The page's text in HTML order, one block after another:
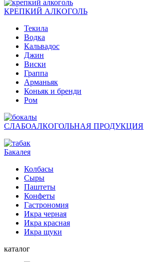
КРЕПКИЙ АЛКОГОЛЬ
Текила
Водка
Кальвадос
Джин
Виски
Граппа
Арманьяк
Коньяк и бренди
Ром
СЛАБОАЛКОГОЛЬНАЯ ПРОДУКЦИЯ
Бакалея
Колбасы
Сыры
Паштеты
Конфеты
Гастрономия
Икра черная
Икра красная
Икра щуки
каталог